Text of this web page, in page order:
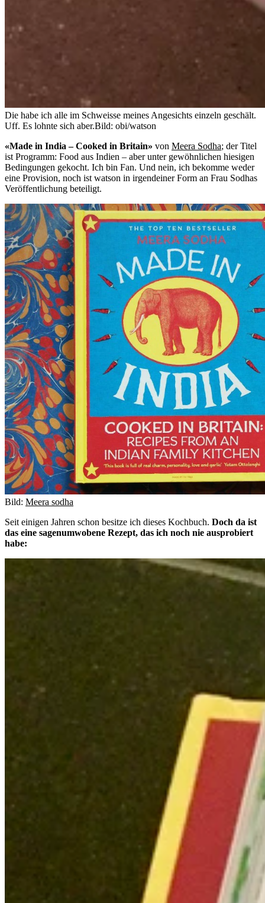
Die habe ich alle im Schweisse meines Angesichts einzeln geschält.
Uff. Es lohnte sich aber.Bild: obi/watson
«Made in India – Cooked in Britain» von Meera Sodha; der Titel
ist Programm: Food aus Indien – aber unter gewöhnlichen hiesigen
Bedingungen gekocht. Ich bin Fan. Und nein, ich bekomme weder
eine Provision, noch ist watson in irgendeiner Form an Frau Sodhas
Veröffentlichung beteiligt.
Bild: Meera sodha
Seit einigen Jahren schon besitze ich dieses Kochbuch. Doch da ist
das eine sagenumwobene Rezept, das ich noch nie ausprobiert
habe: